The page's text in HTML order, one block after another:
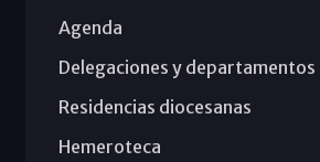
Agenda
Delegaciones y departamentos
Residencias diocesanas
Hemeroteca